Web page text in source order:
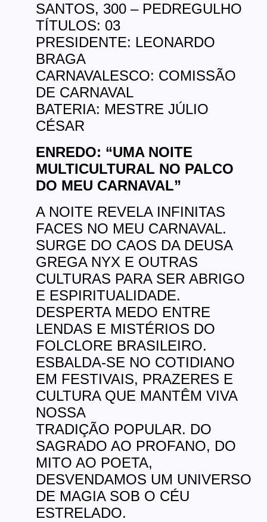
SANTOS, 300 – PEDREGULHO
TÍTULOS: 03
PRESIDENTE: LEONARDO
BRAGA
CARNAVALESCO: COMISSÃO
DE CARNAVAL
BATERIA: MESTRE JÚLIO
CÉSAR
ENREDO: “UMA NOITE
MULTICULTURAL NO PALCO
DO MEU CARNAVAL”
A NOITE REVELA INFINITAS
FACES NO MEU CARNAVAL.
SURGE DO CAOS DA DEUSA
GREGA NYX E OUTRAS
CULTURAS PARA SER ABRIGO
E ESPIRITUALIDADE.
DESPERTA MEDO ENTRE
LENDAS E MISTÉRIOS DO
FOLCLORE BRASILEIRO.
ESBALDA-SE NO COTIDIANO
EM FESTIVAIS, PRAZERES E
CULTURA QUE MANTÊM VIVA
NOSSA
TRADIÇÃO POPULAR. DO
SAGRADO AO PROFANO, DO
MITO AO POETA,
DESVENDAMOS UM UNIVERSO
DE MAGIA SOB O CÉU
ESTRELADO.